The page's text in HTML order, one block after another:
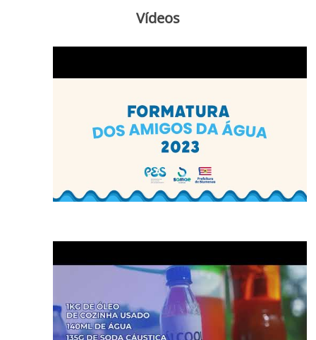
Vídeos